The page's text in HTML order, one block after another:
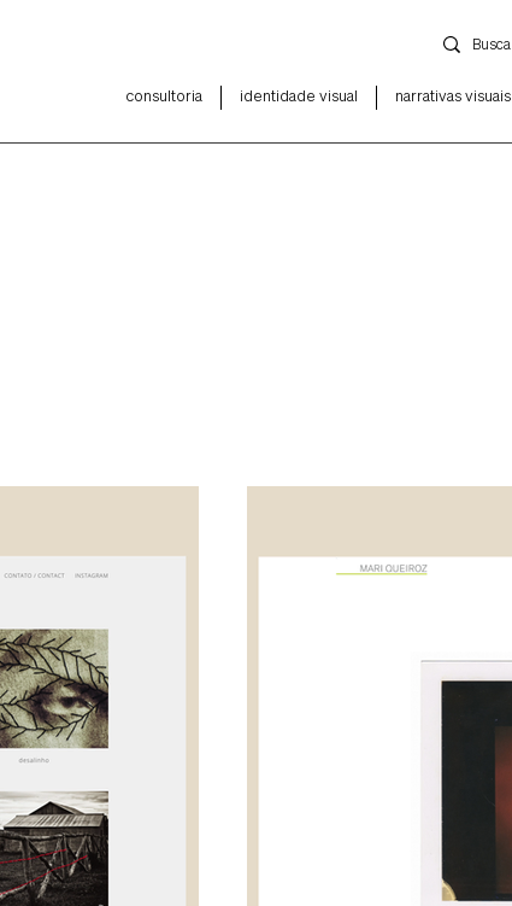
consultoria identidade visual narrativas visuais